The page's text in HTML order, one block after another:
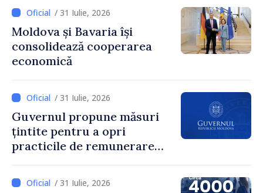
Guvernului, Alexei Buzu:
„85,5% dintre primării au
inițiat procesul. Le
mulțumim aleșilor locali
pentru că au pus pe primul
dezvoltar
/ 31 Iulie, 2026
Moldova și Bavaria își
consolidează cooperarea
economică
/ 31 Iulie, 2026
Guvernul propune măsuri
țintite pentru a opri
practicile de remunerare
/ 31 Iulie, 2026